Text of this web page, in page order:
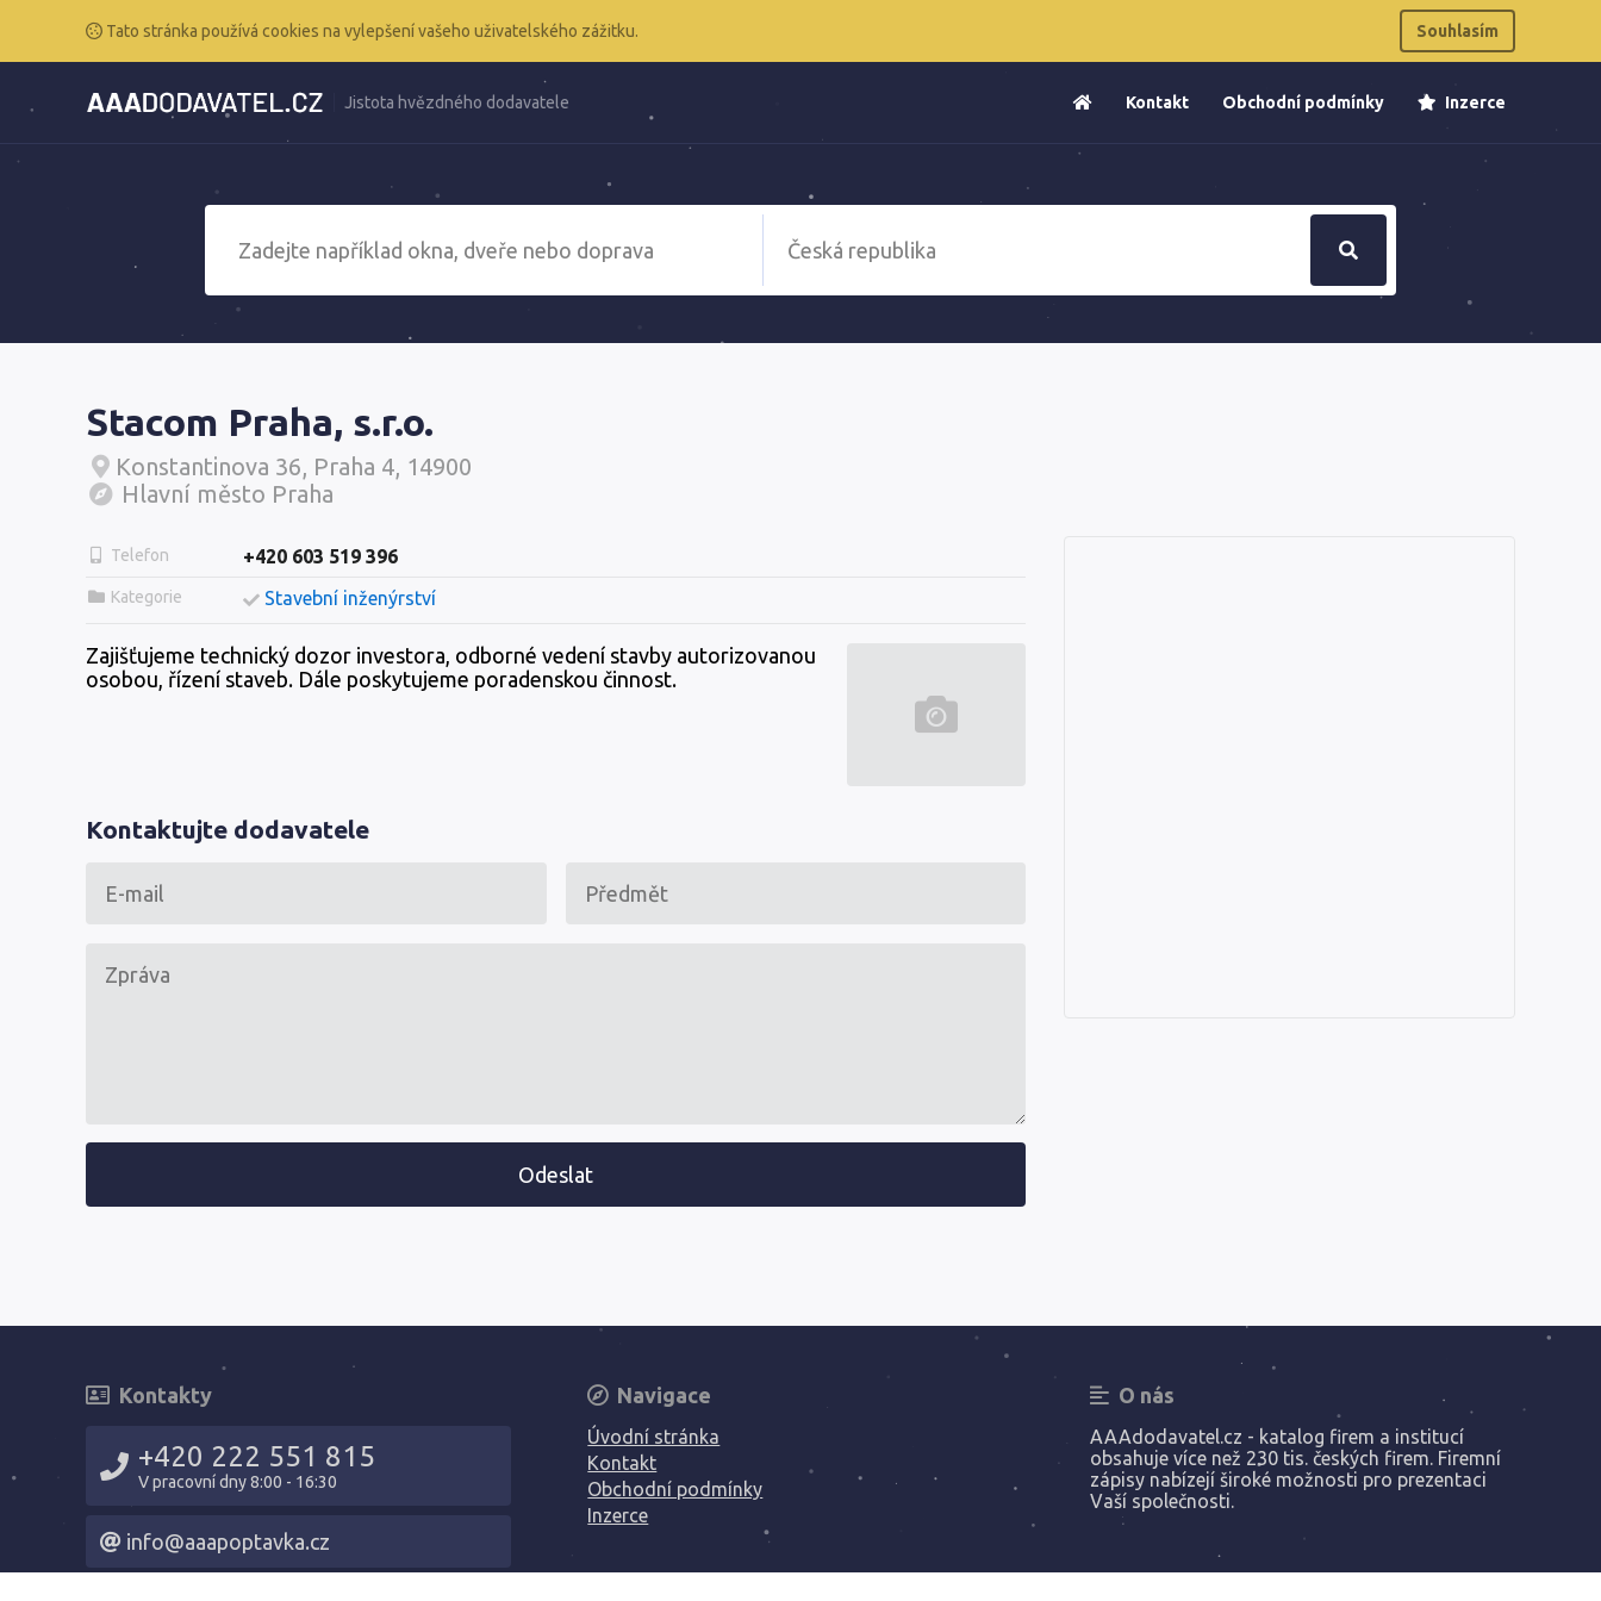
Tato stránka používá cookies na vylepšení vašeho uživatelského zážitku. Souhlasím
Jistota hvězdného dodavatele Kontakt Obchodní podmínky Inzerce
Stacom Praha, s.r.o.
Konstantinova 36, Praha 4, 14900
Hlavní město Praha
Telefon +420 603 519 396
Kategorie Stavební inženýrství
Zajišťujeme technický dozor investora, odborné vedení stavby autorizovanou
osobou, řízení staveb. Dále poskytujeme poradenskou činnost.
Kontaktujte dodavatele
Odeslat
Kontakty
+420 222 551 815
V pracovní dny 8:00 - 16:30
info@aaapoptavka.cz
Navigace
Úvodní stránka
Kontakt
Obchodní podmínky
Inzerce
O nás
AAAdodavatel.cz - katalog firem a institucí
obsahuje více než 230 tis. českých firem. Firemní
zápisy nabízejí široké možnosti pro prezentaci
Vaší společnosti.